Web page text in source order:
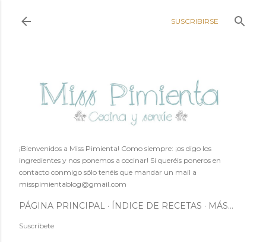
SUSCRIBIRSE
¡Bienvenidos a Miss Pimienta! Como siempre: ¡os digo los
ingredientes y nos ponemos a cocinar! Si queréis poneros en
contacto conmigo sólo tenéis que mandar un mail a
misspimientablog@gmail.com
PÁGINA PRINCIPAL ÍNDICE DE RECETAS MÁS…
Suscríbete